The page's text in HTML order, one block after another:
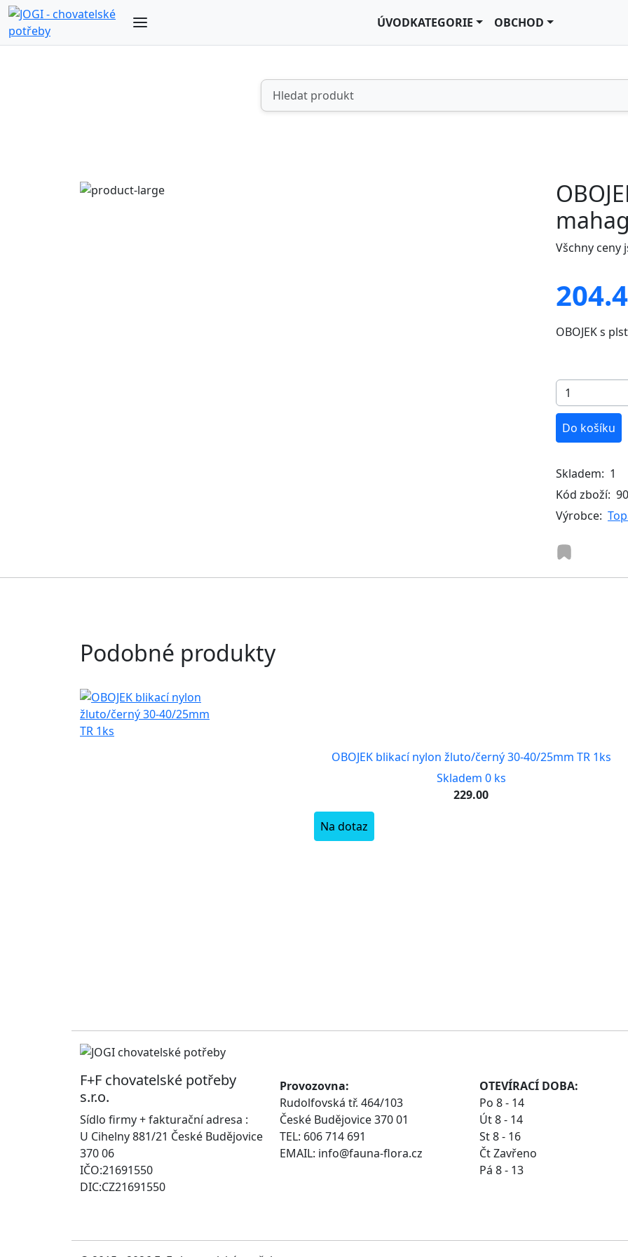
ÚVODKATEGORIE OBCHOD
Všchny ceny
OBOJEK s
Do košíku
Skladem: 1
Kód zboží:
Výrobce:
Podobné produkty
OBOJEK blikací nylon žluto/černý 30-40/25mm TR 1ks
Skladem 0 ks
229.00
Na dotaz
F+F chovatelské potřeby
s.r.o.
Sídlo firmy + fakturační adresa :
U Cihelny 881/21 České Budějovice
370 06
IČO:21691550
DIC:CZ21691550
Provozovna:
Rudolfovská tř. 464/103
České Budějovice 370 01
TEL: 606 714 691
EMAIL: info@fauna-flora.cz
OTEVÍRACÍ DOBA:
Po 8 - 14
Út 8 - 14
St 8 - 16
Čt Zavřeno
Pá 8 - 13